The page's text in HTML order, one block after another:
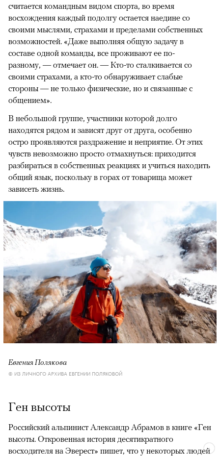
считается командным видом спорта, во время
восхождения каждый подолгу остается наедине со
своими мыслями, страхами и пределами собственных
возможностей. «Даже выполняя общую задачу в
составе одной команды, все проживают ее по-
разному, — отмечает он. — Кто-то сталкивается со
своими страхами, а кто-то обнаруживает слабые
стороны — не только физические, но и связанные с
общением».
В небольшой группе, участники которой долго
находятся рядом и зависят друг от друга, особенно
остро проявляются раздражение и неприятие. От этих
чувств невозможно просто отмахнуться: приходится
разбираться в собственных реакциях и учиться находить
общий язык, поскольку в горах от товарища может
зависеть жизнь.
Евгения Полякова
© ИЗ ЛИЧНОГО АРХИВА ЕВГЕНИИ ПОЛЯКОВОЙ
Ген высоты
Российский альпинист Александр Абрамов в книге «Ген
высоты. Откровенная история десятикратного
восходителя на Эверест» пишет, что у некоторых людей